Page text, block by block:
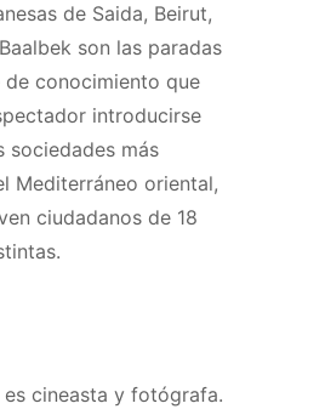
de Saida, Beirut,
son las paradas
de conocimiento que
introducirse
sociedades más
Mediterráneo oriental,
ciudadanos de 18
es cineasta y fotógrafa.